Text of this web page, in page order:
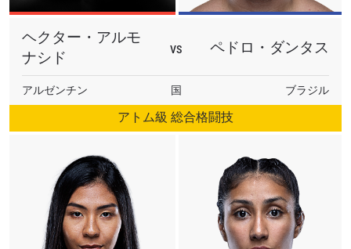
ヘクター・アルモ
ナシド
VS ペドロ・ダンタス
アルゼンチン 国 ブラジル
アトム級 総合格闘技